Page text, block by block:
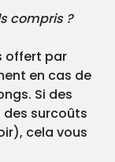
compris ?
offert par
en cas de
Si des
surcoûts
cela vous